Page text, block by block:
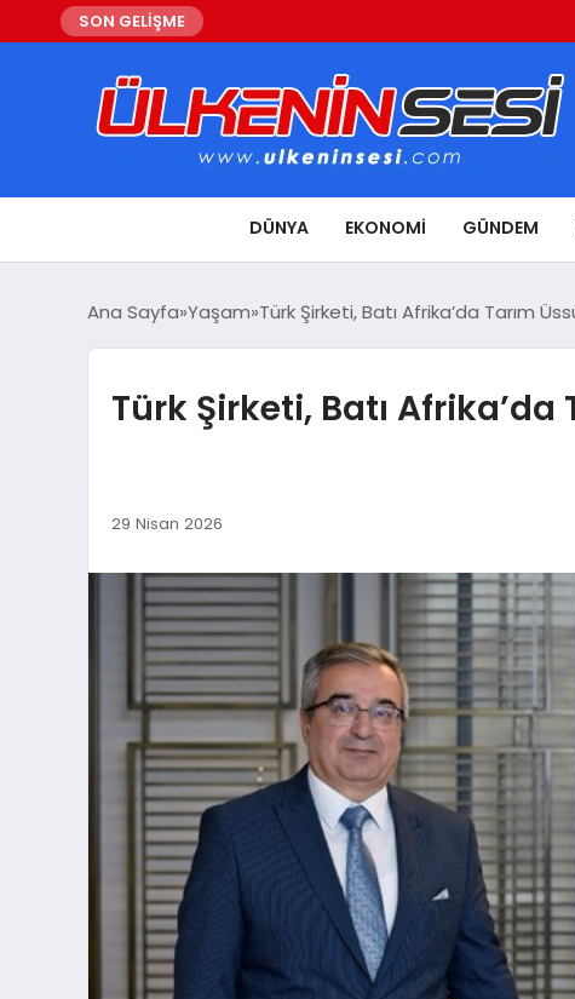
SON GELİŞME
DÜNYA EKONOMI GÜNDEM
Ana Sayfa Yaşam Türk Şirketi, Batı Afrika’da Tarım
Türk Şirketi, Batı
29 Nisan 2026